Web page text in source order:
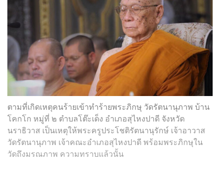
ตามที่เกิดเหตุคนร้ายเข้าทำร้ายพระภิกษุ วัดรัตนานุภาพ บ้าน
โคกโก หมู่ที่ ๒ ตำบลโต๊ะเด็ง อำเภอสุไหงปาดี จังหวัด
นราธิวาส เป็นเหตุให้พระครูประโชติรัตนานุรักษ์ เจ้าอาวาส
วัดรัตนานุภาพ เจ้าคณะอำเภอสุไหงปาดี พร้อมพระภิกษุใน
วัดถึงมรณภาพ ความทราบแล้วนั้น